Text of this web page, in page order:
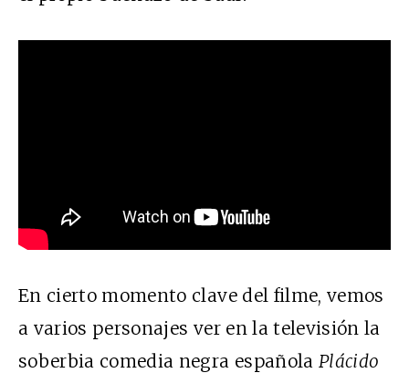
En cierto momento clave del filme, vemos
a varios personajes ver en la televisión la
soberbia comedia negra española Plácido